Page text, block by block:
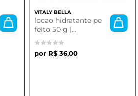
VITALY BELLA
locao hidratante pe
feito 50 g |
hidratação profunda
para seus pés
R$ 36,00